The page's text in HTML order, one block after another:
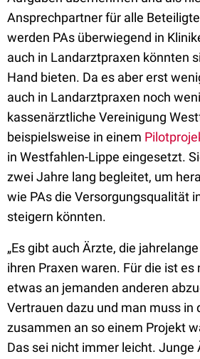
Ansprechpartner für alle
werden PAs überwiegend in
auch in Landarztpraxen könnten
Hand bieten. Da es aber erst
auch in Landarztpraxen noch
kassenärztliche Vereinigung
beispielsweise in einem
in Westfahlen-Lippe eingesetzt.
zwei Jahre lang begleitet, um
wie PAs die Versorgungsqualität
steigern könnten.
„Es gibt auch Ärzte, die
ihren Praxen waren. Für die ist
etwas an jemanden anderen
Vertrauen dazu und man muss in
zusammen an so einem Projekt
Das sei nicht immer leicht. Junge